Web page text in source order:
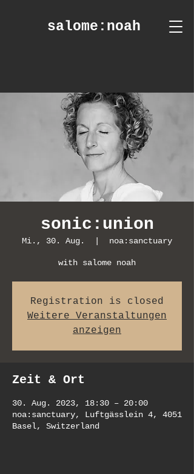
salome :noah
sonic:union
Mi., 30. Aug. noa:sanctuary
with salome noah
Registration is closed
Weitere Veranstaltungen
anzeigen
Zeit & Ort
30. Aug. 2023, 18:30 – 20:00
noa:sanctuary, Luftgässlein 4, 4051
Basel, Switzerland